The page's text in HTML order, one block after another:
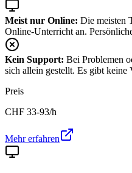
Meist nur Online: Die meisten
Online-Unterricht an.
Kein Support: Bei Problemen
sich allein gestellt. Es gibt keine
Preis
CHF 33-93/h
Mehr erfahren